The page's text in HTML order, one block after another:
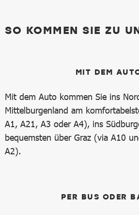
SO KOMMEN SIE ZU
MIT DEM
Mit dem Auto kommen Sie ins
Mittelburgenland am
A1, A21, A3 oder A4), ins
bequemsten über Graz (via A10
A2).
PER BUS ODER